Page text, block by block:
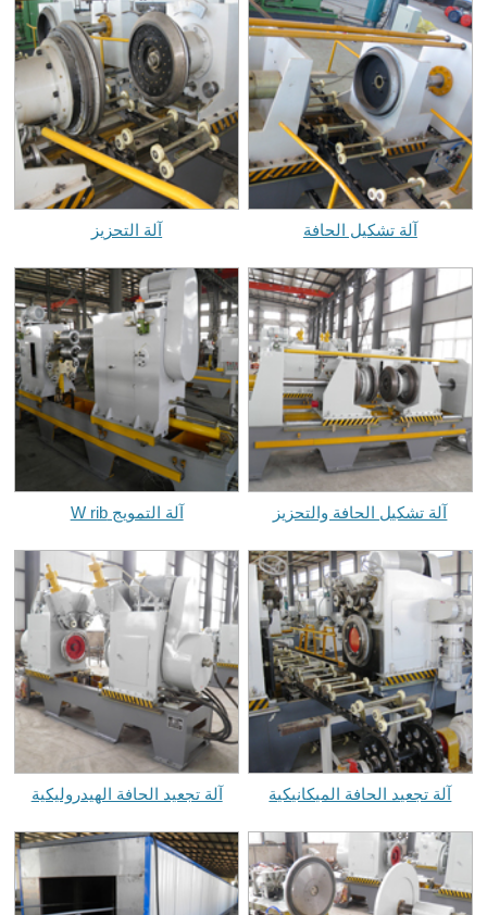
آلة تشكيل الحافة آلة التحزيز
آلة تشكيل الحافة والتحزيز آلة التمويج W rib
آلة تجعيد الحافة الميكانيكية آلة تجعيد الحافة الهيدروليكية